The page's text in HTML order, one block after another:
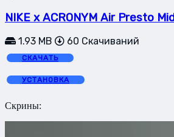
NIKE x ACRONYM Air Presto
1.93 MB 60 Скачиваний
СКАЧАТЬ
УСТАНОВКА
Скрины: